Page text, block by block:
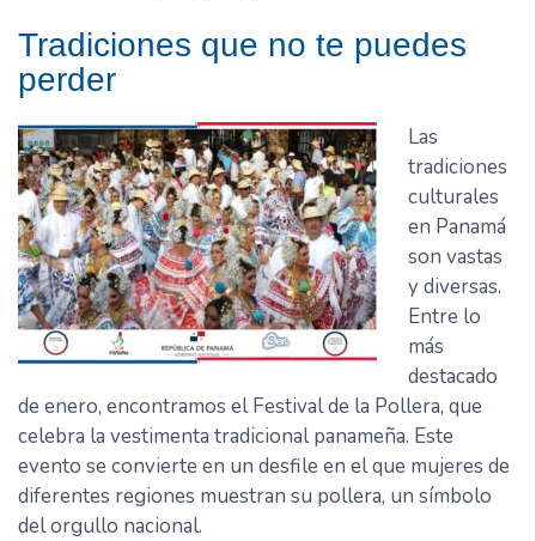
Tradiciones que no te puedes
perder
Las
tradiciones
culturales
en Panamá
son vastas
y diversas.
Entre lo
más
destacado
de enero, encontramos el Festival de la Pollera, que
celebra la vestimenta tradicional panameña. Este
evento se convierte en un desfile en el que mujeres de
diferentes regiones muestran su pollera, un símbolo
del orgullo nacional.